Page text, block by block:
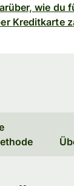
wie du
Kreditkarte